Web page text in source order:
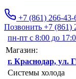
+7 (861) 266-43-
Позвонить +7 (861)
пн-пт с 8:00 до
Магазин:
г. Краснодар, ул.
Системы холода